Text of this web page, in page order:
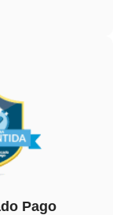
Pago